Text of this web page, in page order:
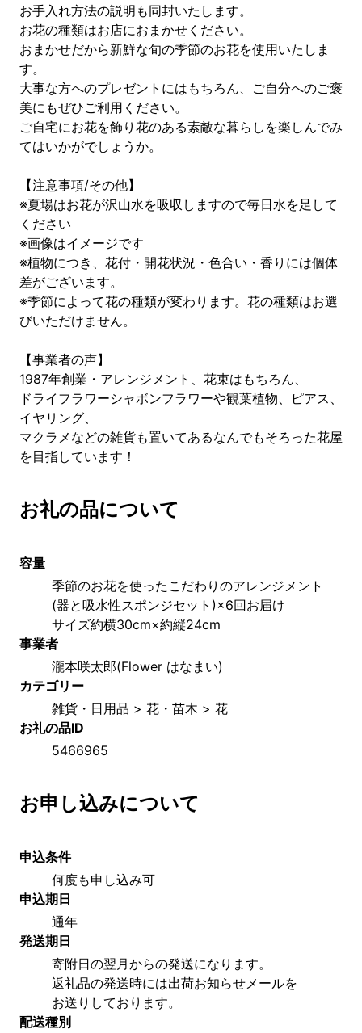
お手入れ方法の説明も同封いたします。
お花の種類はお店におまかせください。
おまかせだから新鮮な旬の季節のお花を使用いたしま
す。
大事な方へのプレゼントにはもちろん、ご自分へのご褒
美にもぜひご利用ください。
ご自宅にお花を飾り花のある素敵な暮らしを楽しんでみ
てはいかがでしょうか。
【注意事項/その他】
※夏場はお花が沢山水を吸収しますので毎日水を足して
ください
※画像はイメージです
※植物につき、花付・開花状況・色合い・香りには個体
差がございます。
※季節によって花の種類が変わります。花の種類はお選
びいただけません。
【事業者の声】
1987年創業・アレンジメント、花束はもちろん、
ドライフラワーシャボンフラワーや観葉植物、ピアス、
イヤリング、
マクラメなどの雑貨も置いてあるなんでもそろった花屋
を目指しています！
お礼の品について
容量
季節のお花を使ったこだわりのアレンジメント
(器と吸水性スポンジセット)×6回お届け
サイズ約横30cm×約縦24cm
事業者
瀧本咲太郎(Flower はなまい)
カテゴリー
雑貨・日用品 > 花・苗木 > 花
お礼の品ID
5466965
お申し込みについて
申込条件
何度も申し込み可
申込期日
通年
発送期日
寄附日の翌月からの発送になります。
返礼品の発送時には出荷お知らせメールを
お送りしております。
配送種別